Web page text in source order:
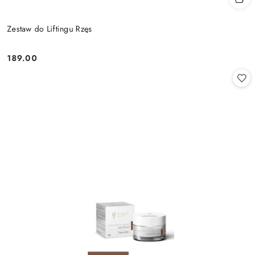
Zestaw do Liftingu Rzęs
Cena:
189.00